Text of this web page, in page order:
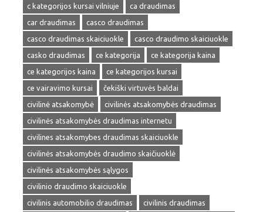
c kategorijos kursai vilniuje
ca draudimas
car draudimas
casco draudimas
casco draudimas skaiciuokle
casco draudimo skaiciuokle
casko draudimas
ce kategorija
ce kategorija kaina
ce kategorijos kaina
ce kategorijos kursai
ce vairavimo kursai
čekiški virtuvės baldai
civilinė atsakomybė
civilinės atsakomybės draudimas
civilinės atsakomybės draudimas internetu
civilines atsakomybes draudimas skaiciuokle
civilinės atsakomybės draudimo skaičiuoklė
civilinės atsakomybės sąlygos
civilinio draudimo skaiciuokle
civilinis automobilio draudimas
civilinis draudimas